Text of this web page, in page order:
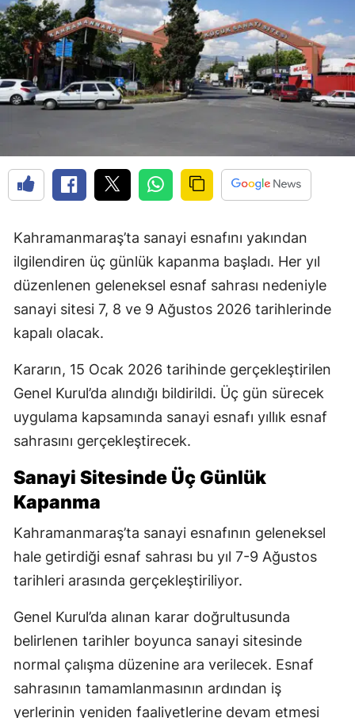
Kahramanmaraş’ta sanayi esnafını yakından
ilgilendiren üç günlük kapanma başladı. Her yıl
düzenlenen geleneksel esnaf sahrası nedeniyle
sanayi sitesi 7, 8 ve 9 Ağustos 2026 tarihlerinde
kapalı olacak.
Kararın, 15 Ocak 2026 tarihinde gerçekleştirilen
Genel Kurul’da alındığı bildirildi. Üç gün sürecek
uygulama kapsamında sanayi esnafı yıllık esnaf
sahrasını gerçekleştirecek.
Sanayi Sitesinde Üç Günlük
Kapanma
Kahramanmaraş’ta sanayi esnafının geleneksel
hale getirdiği esnaf sahrası bu yıl 7-9 Ağustos
tarihleri arasında gerçekleştiriliyor.
Genel Kurul’da alınan karar doğrultusunda
belirlenen tarihler boyunca sanayi sitesinde
normal çalışma düzenine ara verilecek. Esnaf
sahrasının tamamlanmasının ardından iş
yerlerinin yeniden faaliyetlerine devam etmesi